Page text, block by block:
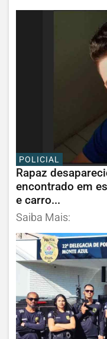
POLICIAL
Rapaz
encontrado em
e carro...
Saiba Mais: